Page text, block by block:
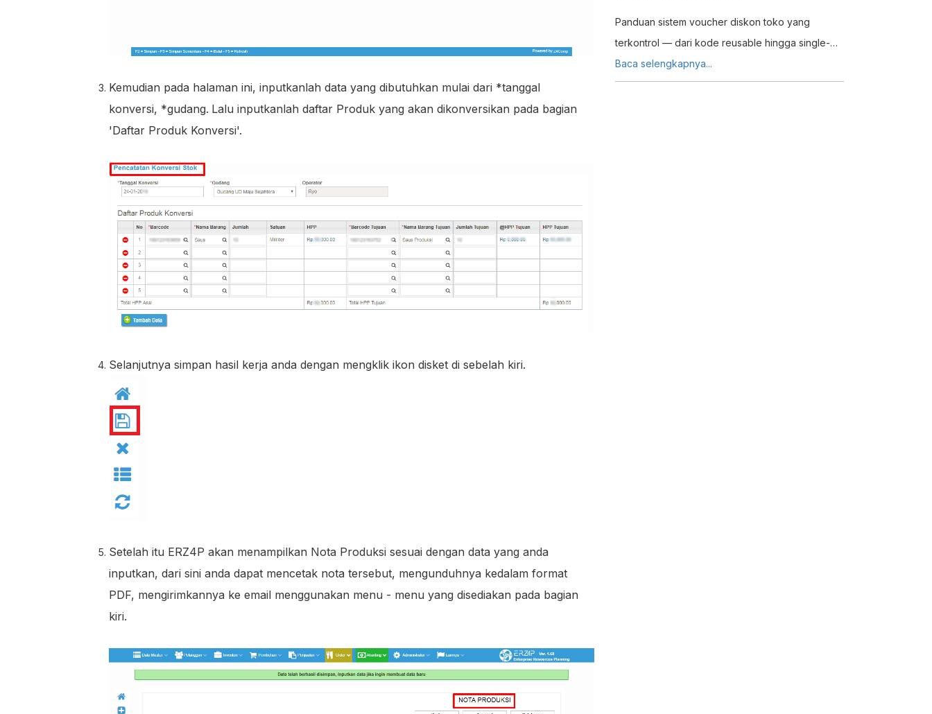
Kemudian pada halaman ini, inputkanlah data yang dibutuhkan mulai dari *tanggal
konversi, *gudang. Lalu inputkanlah daftar Produk yang akan dikonversikan pada bagian
'Daftar Produk Konversi'.
Selanjutnya simpan hasil kerja anda dengan mengklik ikon disket di sebelah kiri.
Setelah itu ERZ4P akan menampilkan Nota Produksi sesuai dengan data yang anda
inputkan, dari sini anda dapat mencetak nota tersebut, mengunduhnya kedalam format
PDF, mengirimkannya ke email menggunakan menu - menu yang disediakan pada bagian
kiri.
Panduan sistem voucher diskon toko yang
terkontrol — dari kode reusable hingga single-
use — agar program promo efektif, terukur, dan
tidak bocor.
Baca selengkapnya...